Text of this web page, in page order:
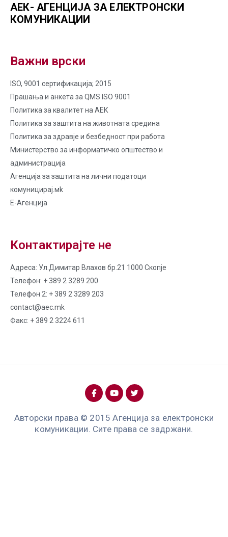
АЕК- АГЕНЦИЈА ЗА ЕЛЕКТРОНСКИ
КОМУНИКАЦИИ
Важни врски
ISO, 9001 сертификација; 2015
Прашања и анкета за QMS ISO 9001
Политика за квалитет на AЕК
Политика за заштита на животната средина
Политика за здравје и безбедност при работа
Министерство за информатичко општество и
администрација
Агенција за заштита на лични податоци
комуницирај.мk
Е-Агенција
Контактирајте не
Адреса: Ул.Димитар Влахов бр.21 1000 Скопје
Телефон: + 389 2 3289 200
Телефон 2: + 389 2 3289 203
contact@aec.mk
Факс: + 389 2 3224 611
Авторски права © 2015 Агенција за електронски
комуникации. Сите права се задржани.